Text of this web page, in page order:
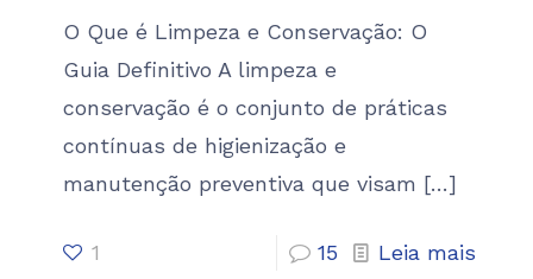
O Que é Limpeza e Conservação: O
Guia Definitivo A limpeza e
conservação é o conjunto de práticas
contínuas de higienização e
manutenção preventiva que visam […]
1 15 Leia mais